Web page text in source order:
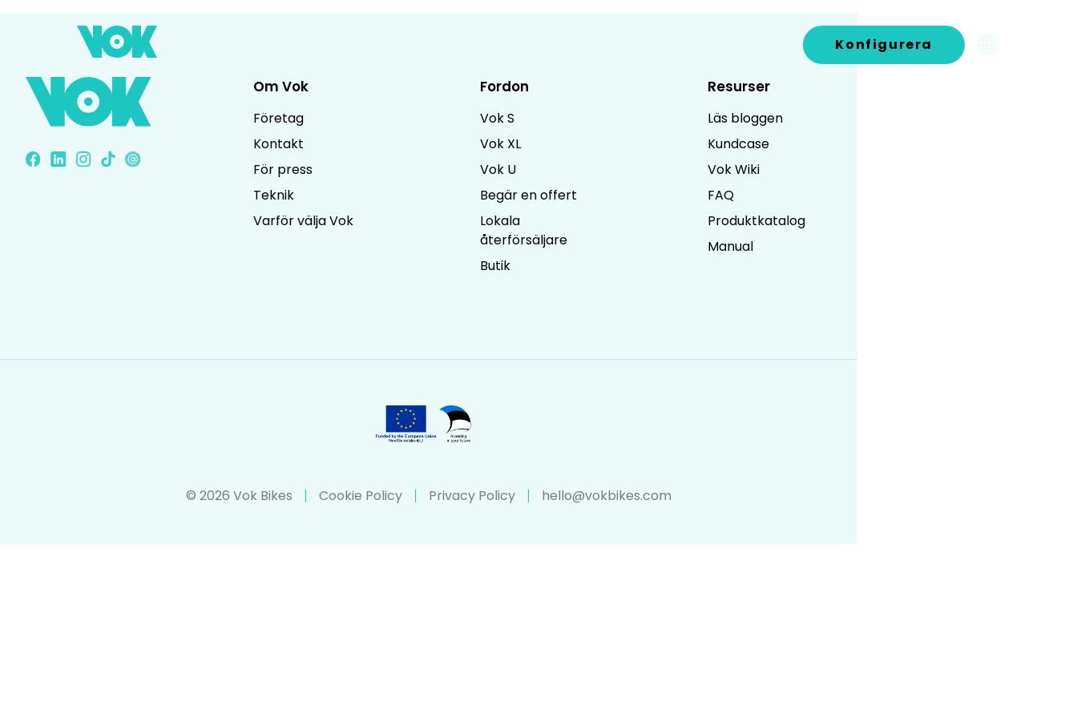
Konfigurera
Om Vok
Företag
Kontakt
För press
Teknik
Varför välja Vok
Fordon
Vok S
Vok XL
Vok U
Begär en offert
Lokala
återförsäljare
Butik
Resurser
Läs bloggen
Kundcase
Vok Wiki
FAQ
Produktkatalog
Manual
© 2026 Vok Bikes Cookie Policy Privacy Policy hello@vokbikes.com